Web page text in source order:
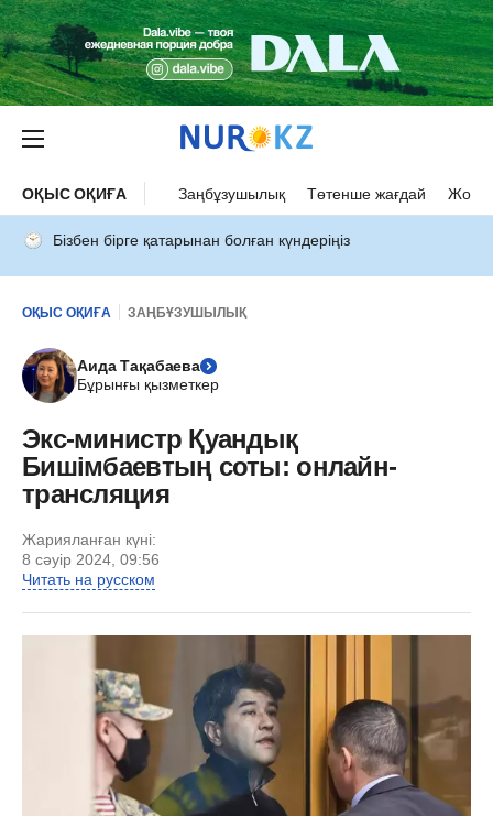
ОҚЫС ОҚИҒА Заңбұзушылық Төтенше жағдай Жол
Бізбен бірге қатарынан болған күндеріңіз
ОҚЫС ОҚИҒА ЗАҢБҰЗУШЫЛЫҚ
Аида Тақабаева
Бұрынғы қызметкер
Экс-министр Қуандық
Бишімбаевтың соты: онлайн-
трансляция
Жарияланған күні:
8 сәуір 2024, 09:56
Читать на русском